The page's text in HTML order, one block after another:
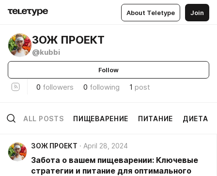
About Teletype Join
ЗОЖ ПРОЕКТ
@kubbi
Follow
0 followers 0 following 1 post
ALL POSTS ПИЩЕВАРЕНИЕ ПИТАНИЕ ДИЕТА
ЗОЖ ПРОЕКТ April 28, 2024
Забота о вашем пищеварении: Ключевые
стратегии и питание для оптимального